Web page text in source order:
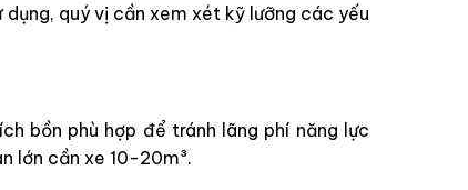
quý vị cần xem xét kỹ lưỡng các yếu
bồn phù hợp để tránh lãng phí năng lực
lớn cần xe 10-20m³.